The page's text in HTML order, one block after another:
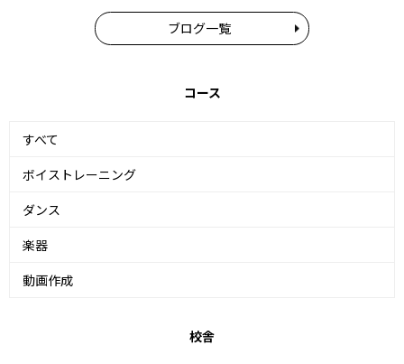
ブログ一覧
コース
すべて
ボイストレーニング
ダンス
楽器
動画作成
校舎